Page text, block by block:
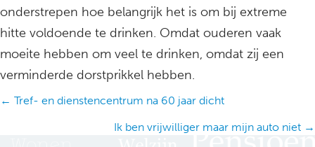
onderstrepen hoe belangrijk het is om bij extreme
hitte voldoende te drinken. Omdat ouderen vaak
moeite hebben om veel te drinken, omdat zij een
verminderde dorstprikkel hebben.
Posts
← Tref- en dienstencentrum na 60 jaar dicht
Ik ben vrijwilliger maar mijn auto niet →